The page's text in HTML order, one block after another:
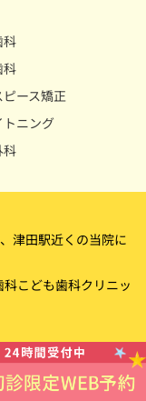
科
科
ピース矯正
トニング
科
津田駅近くの当院に
こども歯科クリニッ